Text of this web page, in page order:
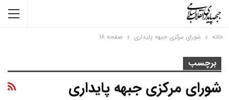
خانه شورای مرکزی جبهه پایداری صفحه ۱۸
برچسب
شورای مرکزی جبهه پایداری